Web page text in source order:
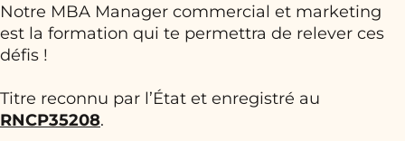
Notre MBA Manager commercial et marketing
est la formation qui te permettra de relever ces
défis !
Titre reconnu par l’État et enregistré au
RNCP35208.